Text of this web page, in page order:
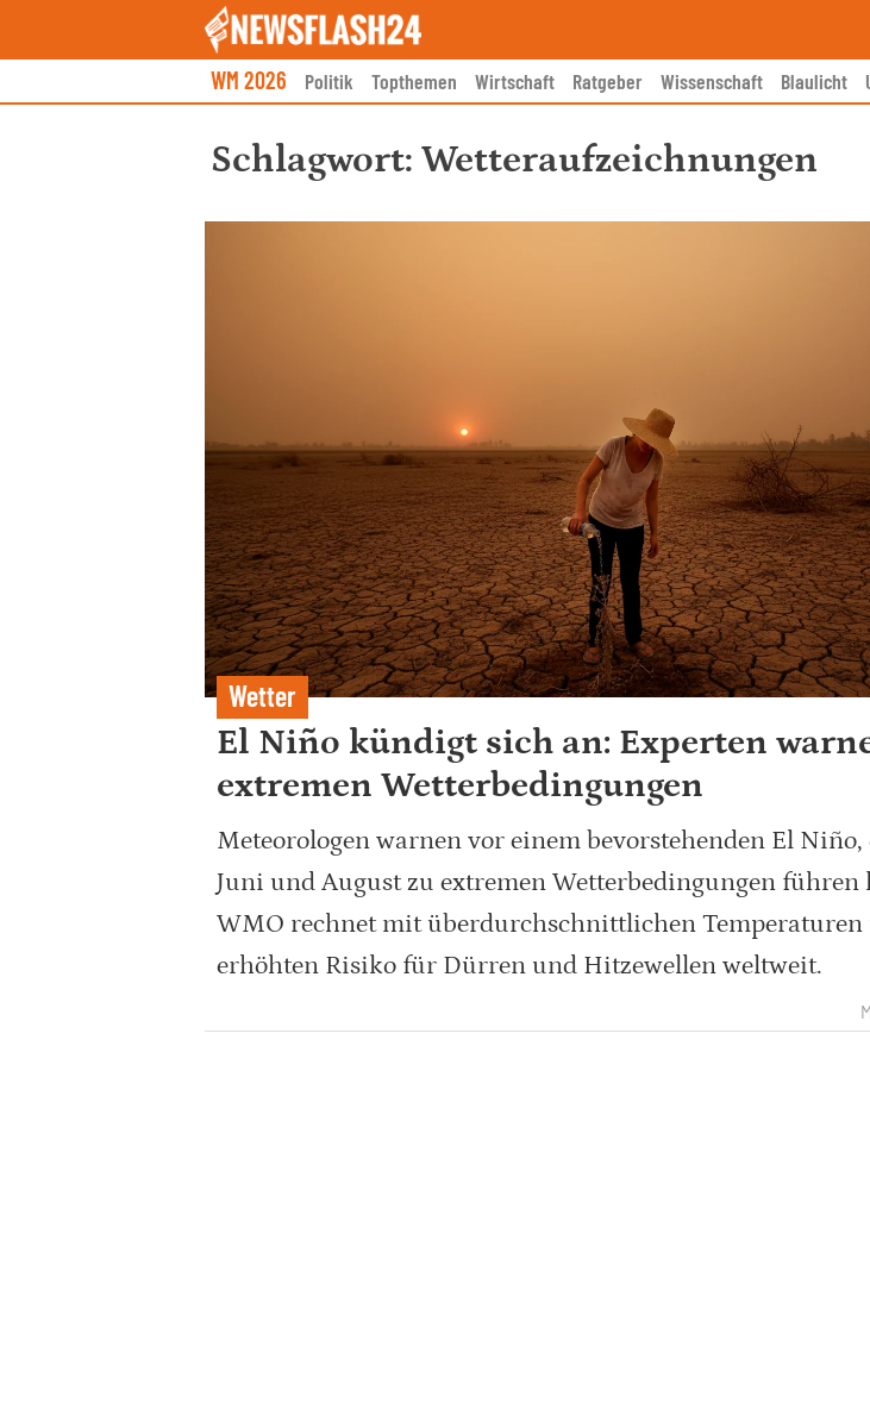
WM 2026 Politik Topthemen Wirtschaft Ratgeber Wissenschaft Blaulicht
Schlagwort: Wetteraufzeichnungen
Wetter
El Niño kündigt sich an: Experten
extremen Wetterbedingungen
Meteorologen warnen vor einem bevorstehenden El
Juni und August zu extremen Wetterbedingungen führen
WMO rechnet mit überdurchschnittlichen Temperaturen
erhöhten Risiko für Dürren und Hitzewellen weltweit.